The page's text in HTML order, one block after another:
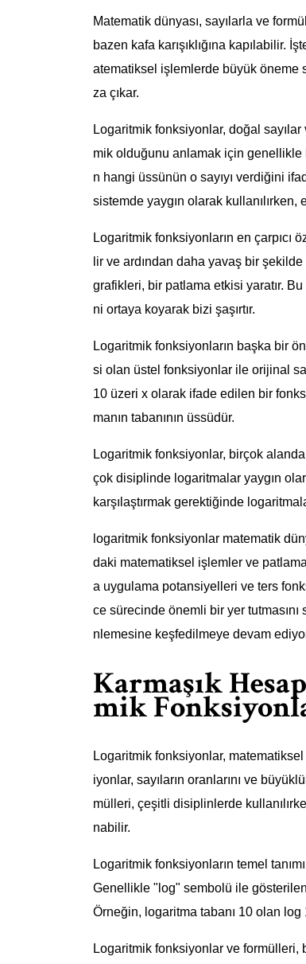
Matematik dünyası, sayılarla ve
bazen kafa karışıklığına kapılabilir.
atematiksel işlemlerde büyük öneme
za çıkar.
Logaritmik fonksiyonlar, doğal
mik olduğunu anlamak için genellikle
n hangi üssünün o sayıyı verdiğini
sistemde yaygın olarak
Logaritmik fonksiyonların en çarpıcı
lir ve ardından daha yavaş bir
grafikleri, bir patlama etkisi yaratır.
ni ortaya koyarak bizi şaşırtır.
Logaritmik fonksiyonların başka bir
si olan üstel fonksiyonlar ile orijinal
10 üzeri x olarak ifade edilen bir
manın tabanının üssüdür.
Logaritmik fonksiyonlar, birçok
çok disiplinde logaritmalar yaygın
karşılaştırmak gerektiğinde
logaritmik fonksiyonlar matematik
daki matematiksel işlemler ve
a uygulama potansiyelleri ve ters
ce sürecinde önemli bir yer
nlemesine keşfedilmeye devam
Karmaşık
mik
Logaritmik fonksiyonlar,
iyonlar, sayıların oranlarını ve
mülleri, çeşitli disiplinlerde
nabilir.
Logaritmik fonksiyonların temel
Genellikle "log" sembolü ile
Örneğin, logaritma tabanı 10 olan
Logaritmik fonksiyonlar ve formülleri,